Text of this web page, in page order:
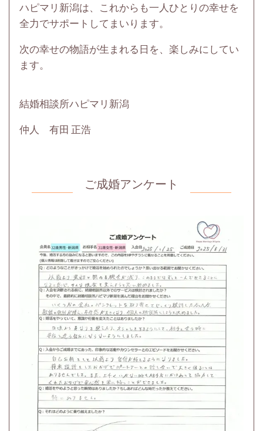
ハピマリ新潟は、これからも一人ひとりの幸せを
全力でサポートしてまいります。
次の幸せの物語が生まれる日を、楽しみにしてい
ます。
結婚相談所ハピマリ新潟
仲人 有田 正浩
ご成婚アンケート